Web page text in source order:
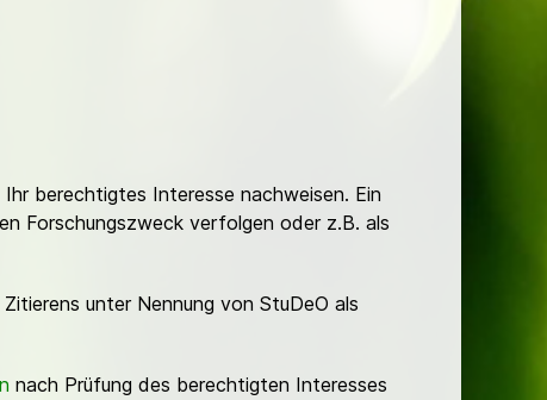
berechtigtes Interesse nachweisen. Ein
Forschungszweck verfolgen oder z.B. als
unter Nennung von StuDeO als
nach Prüfung des berechtigten Interesses